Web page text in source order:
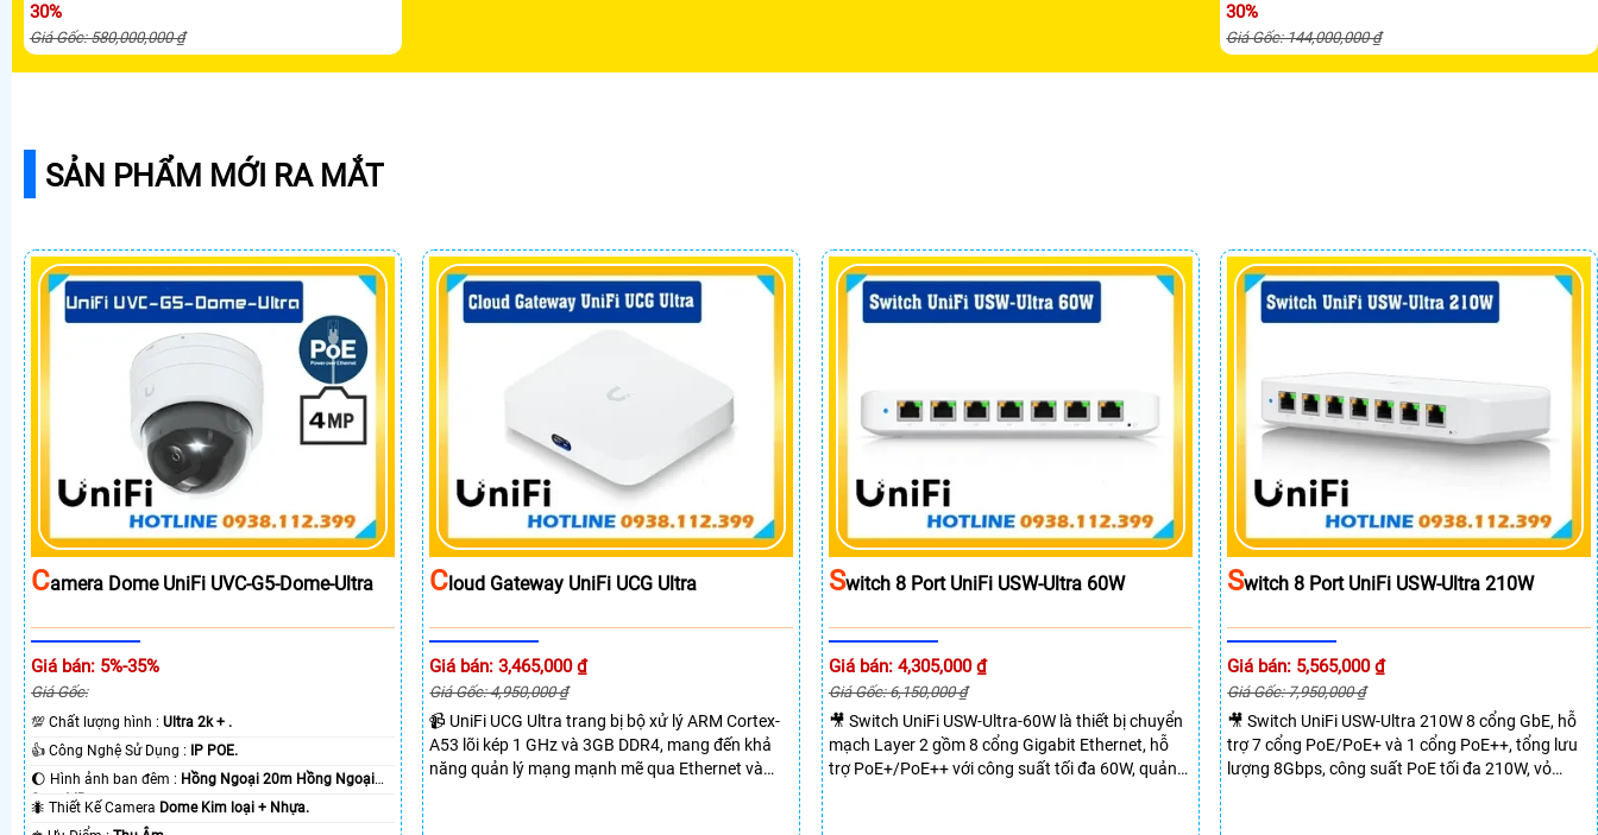
30%
Giá Gốc: 580,000,000 ₫
30%
Giá Gốc: 144,000,000 ₫
SẢN PHẨM MỚI RA MẮT
CAmera Dome UniFi UVC-G5-Dome-Ultra
Giá bán: 5%-35%
Giá Gốc:
💯 Chất lượng hình : Ultra 2k + .
👍 Công Nghệ Sử Dụng : IP POE.
🌔 Hình ảnh ban đêm : Hồng Ngoại 20m Hồng Ngoại
Smart IR.
🐜 Thiết Kế Camera Dome Kim loại + Nhựa.
CLoud Gateway UniFi UCG Ultra
Giá bán: 3,465,000 ₫
Giá Gốc: 4,950,000 ₫
📹 UniFi UCG Ultra trang bị bộ xử lý ARM Cortex-
A53 lõi kép 1 GHz và 3GB DDR4, mang đến khả
năng quản lý mạng mạnh mẽ qua Ethernet và
SWitch 8 Port UniFi USW-Ultra 60W
Giá bán: 4,305,000 ₫
Giá Gốc: 6,150,000 ₫
🎥 Switch UniFi USW-Ultra-60W là thiết bị chuyển
mạch Layer 2 gồm 8 cổng Gigabit Ethernet, hỗ
trợ PoE+/PoE++ với công suất tối đa 60W, quản
SWitch 8 Port UniFi USW-Ultra 210W
Giá bán: 5,565,000 ₫
Giá Gốc: 7,950,000 ₫
🎥 Switch UniFi USW-Ultra 210W 8 cổng GbE, hỗ
trợ 7 cổng PoE/PoE+ và 1 cổng PoE++, tổng lưu
lượng 8Gbps, công suất PoE tối đa 210W, vỏ